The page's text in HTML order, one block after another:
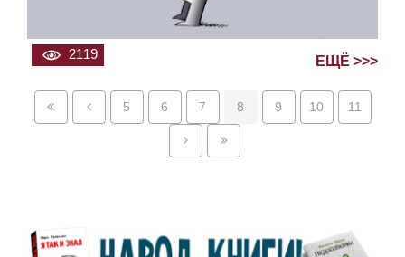
2119 ЕЩЁ >>>
5 6 7 8 9 10 11